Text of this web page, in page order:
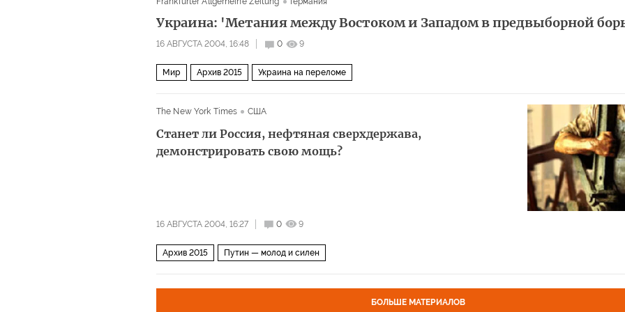
Украина: 'Метания между Востоком и Западом в предвыборной
16 АВГУСТА 2004, 16:48 0 9
Мир Архив 2015 Украина на переломе
The New York Times США
Станет ли Россия, нефтяная сверхдержава,
демонстрировать свою мощь?
16 АВГУСТА 2004, 16:27 0 9
Архив 2015 Путин — молод и силен
БОЛЬШЕ МАТЕРИАЛОВ